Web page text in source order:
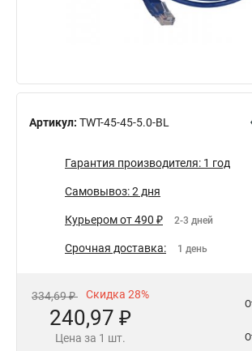
Артикул: TWT-45-45-5.0-BL
Гарантия производителя: 1 год
Самовывоз: 2 дня
Курьером от 490 ₽ 2-3 дней
Срочная доставка: 1 день
334,69 ₽ Скидка 28%
240,97 ₽
Цена за 1 шт.